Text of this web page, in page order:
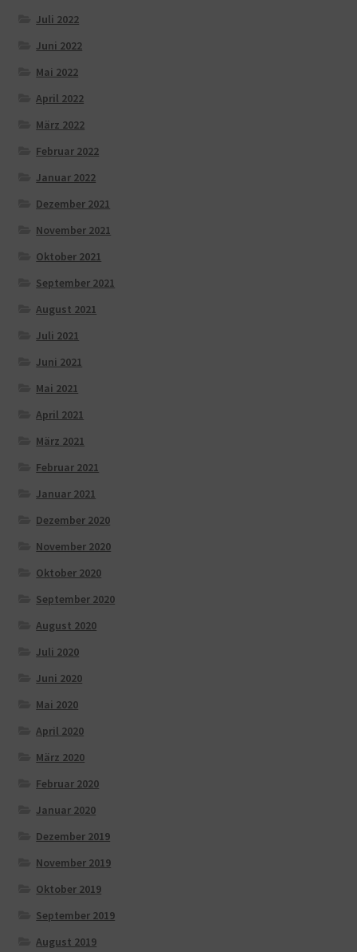
Juli 2022
Juni 2022
Mai 2022
April 2022
März 2022
Februar 2022
Januar 2022
Dezember 2021
November 2021
Oktober 2021
September 2021
August 2021
Juli 2021
Juni 2021
Mai 2021
April 2021
März 2021
Februar 2021
Januar 2021
Dezember 2020
November 2020
Oktober 2020
September 2020
August 2020
Juli 2020
Juni 2020
Mai 2020
April 2020
März 2020
Februar 2020
Januar 2020
Dezember 2019
November 2019
Oktober 2019
September 2019
August 2019